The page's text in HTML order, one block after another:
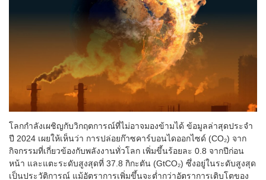
โลกกำลังเผชิญกับวิกฤตการณ์ที่ไม่อาจมองข้ามได้ ข้อมูลล่าสุดประจำ
ปี 2024 เผยให้เห็นว่า การปล่อยก๊าซคาร์บอนไดออกไซด์ (CO₂) จาก
กิจกรรมที่เกี่ยวข้องกับพลังงานทั่วโลก เพิ่มขึ้นร้อยละ 0.8 จากปีก่อน
หน้า และแตะระดับสูงสุดที่ 37.8 กิกะตัน (GtCO₂) ซึ่งอยู่ในระดับสูงสุด
เป็นประวัติการณ์ แม้อัตราการเพิ่มขึ้นจะต่ำกว่าอัตราการเติบโตของ